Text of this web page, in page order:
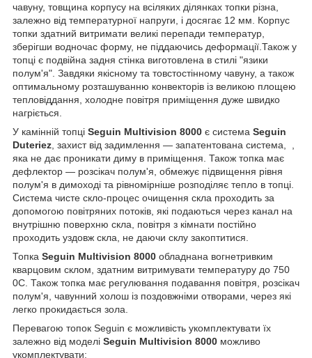
чавуну, товщина корпусу на всіляких ділянках топки різна,
залежно від температурної напруги, і досягає 12 мм. Корпус
топки здатний витримати великі перепади температур,
зберігши водночас форму, не піддаючись деформації.Також у
топці є подвійна задня стінка виготовлена в стилі "язики
полум'я". Завдяки якісному та товстостінному чавуну, а також
оптимальному розташуванню конвекторів із великою площею
тепловіддання, холодне повітря приміщення дуже швидко
нагріється.
У камінній топці Seguin Multivision 8000 є система Seguin
Duteriez , захист від задимлення — запатентована система, ,
яка не дає проникати диму в приміщення. Також топка має
дефлектор — розсікач полум'я, обмежує підвищення рівня
полум'я в димоході та рівномірніше розподіляє тепло в топці.
Система чисте скло-процес очищення скла проходить за
допомогою повітряних потоків, які подаються через канал на
внутрішню поверхню скла, повітря з кімнати постійно
проходить уздовж скла, не даючи склу закоптитися.
Топка Seguin Multivision 8000 обладнана вогнетривким
кварцовим склом, здатним витримувати температуру до 750
0С. Також топка має регулювання подавання повітря, розсікач
полум'я, чавунний холош із поздовжніми отворами, через які
легко прокидається зола.
Перевагою топок Seguin є можливість укомплектувати їх
залежно від моделі Seguin Multivision 8000 можливо
укомплектувати: